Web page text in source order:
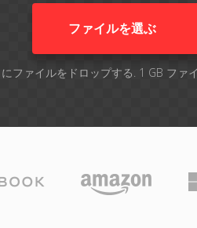
ファイルを選ぶ
にファイルをドロップする. 1 GB ファ